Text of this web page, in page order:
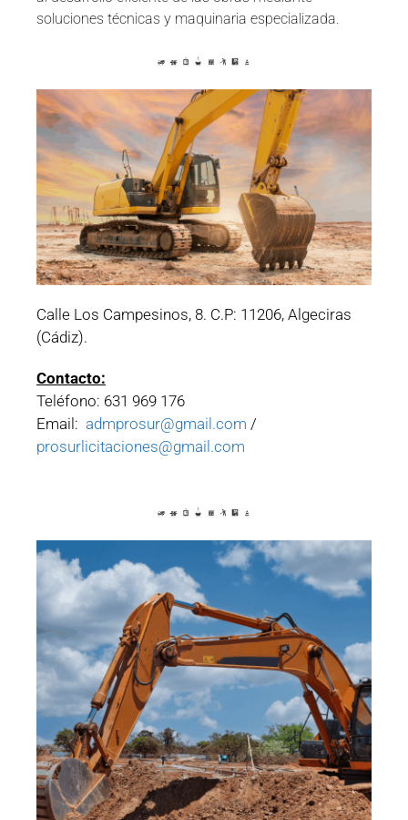
soluciones técnicas y maquinaria especializada.
Calle Los Campesinos, 8. C.P: 11206, Algeciras
(Cádiz).
Contacto:
Teléfono: 631 969 176
Email: admprosur@gmail.com /
prosurlicitaciones@gmail.com